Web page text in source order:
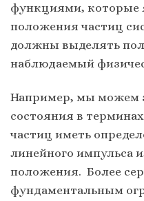
функциями,
положения частиц
должны выделять
наблюдаемый
Например, мы можем
состояния в
частиц иметь
линейного импульса
положения. Более
фундаментальным